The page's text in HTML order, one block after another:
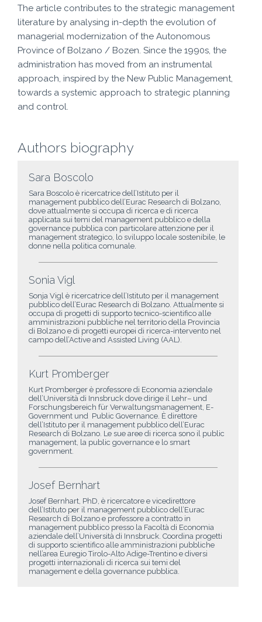
The article contributes to the strategic management
literature by analysing in-depth the evolution of
managerial modernization of the Autonomous
Province of Bolzano / Bozen. Since the 1990s, the
administration has moved from an instrumental
approach, inspired by the New Public Management,
towards a systemic approach to strategic planning
and control.
Authors biography
Sara Boscolo
Sara Boscolo è ricercatrice dell’Istituto per il
management pubblico dell’Eurac Research di Bolzano,
dove attualmente si occupa di ricerca e di ricerca
applicata sui temi del management pubblico e della
governance pubblica con particolare attenzione per il
management strategico, lo sviluppo locale sostenibile, le
donne nella politica comunale.
Sonia Vigl
Sonja Vigl è ricercatrice dell’Istituto per il management
pubblico dell’Eurac Research di Bolzano. Attualmente si
occupa di progetti di supporto tecnico-scientifico alle
amministrazioni pubbliche nel territorio della Provincia
di Bolzano e di progetti europei di ricerca-intervento nel
campo dell’Active and Assisted Living (AAL).
Kurt Promberger
Kurt Promberger è professore di Economia aziendale
dell’Università di Innsbruck dove dirige il Lehr– und
Forschungsbereich für Verwaltungsmanagement, E-
Government und Public Governance. È direttore
dell’Istituto per il management pubblico dell’Eurac
Research di Bolzano. Le sue aree di ricerca sono il public
management, la public governance e lo smart
government.
Josef Bernhart
Josef Bernhart, PhD, è ricercatore e vicedirettore
dell’Istituto per il management pubblico dell’Eurac
Research di Bolzano e professore a contratto in
management pubblico presso la Facoltà di Economia
aziendale dell’Università di Innsbruck. Coordina progetti
di supporto scientifico alle amministrazioni pubbliche
nell’area Euregio Tirolo-Alto Adige-Trentino e diversi
progetti internazionali di ricerca sui temi del
management e della governance pubblica.